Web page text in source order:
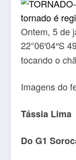
Ontem, 5 de
22°06′04″S
tocando o
Imagens do
Tássia Lima
Do G1